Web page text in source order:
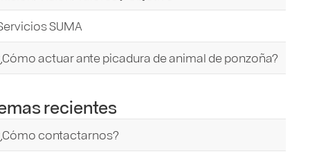
SUMA
actuar ante picadura de animal de ponzoña?
recientes
contactarnos?